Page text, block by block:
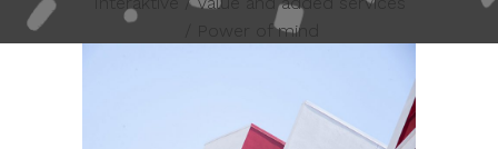
Power of mind